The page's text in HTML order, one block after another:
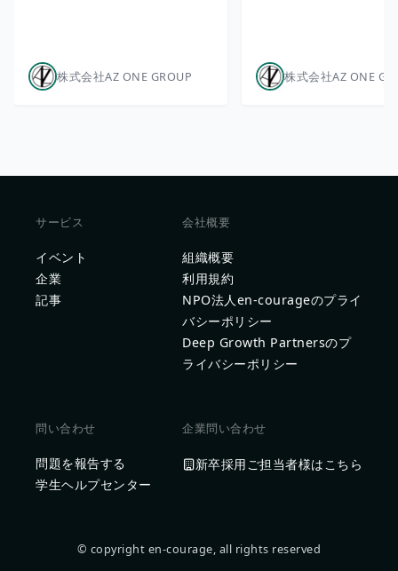
株式会社AZ ONE GROUP 株式会社AZ ONE
サービス
イベント
企業
記事
会社概要
組織概要
利用規約
NPO法人en-courageのプライ
バシーポリシー
Deep Growth Partnersのプ
ライバシーポリシー
問い合わせ
問題を報告する
学生ヘルプセンター
企業問い合わせ
新卒採用ご担当者様はこちら
© copyright en-courage, all rights reserved